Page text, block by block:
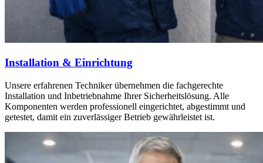
Installation & Einrichtung
Unsere erfahrenen Techniker übernehmen die fachgerechte
Installation und Inbetriebnahme Ihrer Sicherheitslösung. Alle
Komponenten werden professionell eingerichtet, abgestimmt und
getestet, damit ein zuverlässiger Betrieb gewährleistet ist.